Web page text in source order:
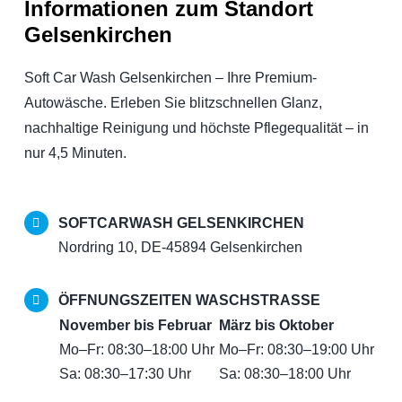
Informationen zum Standort
Gelsenkirchen
Soft Car Wash Gelsenkirchen – Ihre Premium-
Autowäsche. Erleben Sie blitzschnellen Glanz,
nachhaltige Reinigung und höchste Pflegequalität – in
nur 4,5 Minuten.
SOFTCARWASH GELSENKIRCHEN
Nordring 10, DE-45894 Gelsenkirchen
ÖFFNUNGSZEITEN WASCHSTRASSE
November bis Februar
Mo–Fr: 08:30–18:00 Uhr
Sa: 08:30–17:30 Uhr
März bis Oktober
Mo–Fr: 08:30–19:00 Uhr
Sa: 08:30–18:00 Uhr